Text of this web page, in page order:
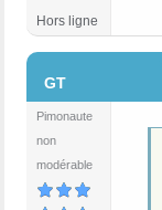
Hors ligne
GT
Pimonaute
non
modérable